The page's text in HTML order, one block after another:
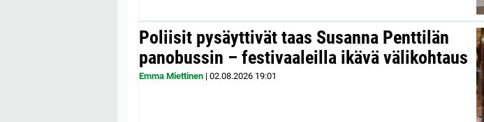
Poliisit pysäyttivät taas Susanna Penttilän
panobussin – festivaaleilla ikävä välikohtaus
Emma Miettinen | 02.08.2026 19:01